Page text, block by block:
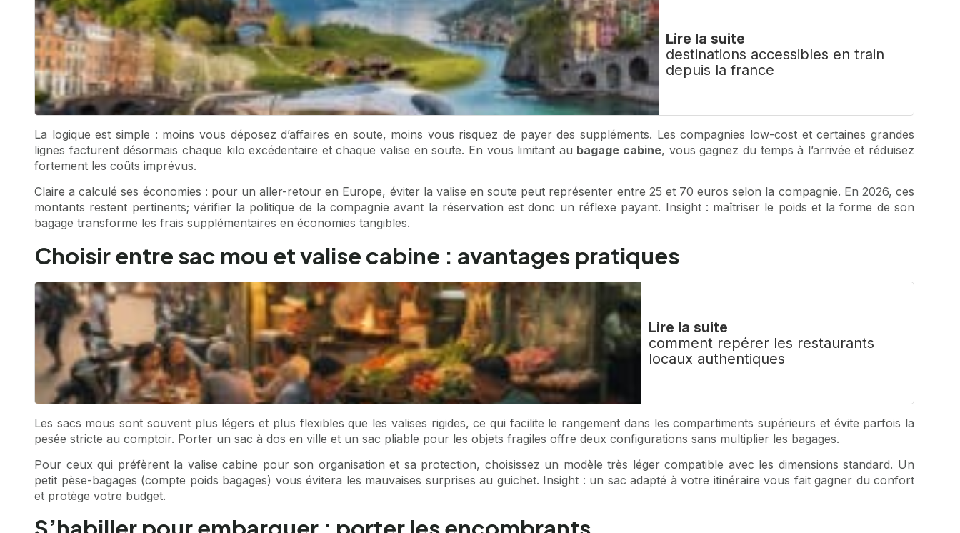
Lire la suite
destinations accessibles en train
depuis la france
La logique est simple : moins vous déposez d’affaires en soute, moins vous risquez de payer des suppléments. Les compagnies low-cost et certaines grandes
lignes facturent désormais chaque kilo excédentaire et chaque valise en soute. En vous limitant au bagage cabine, vous gagnez du temps à l’arrivée et réduisez
fortement les coûts imprévus.
Claire a calculé ses économies : pour un aller-retour en Europe, éviter la valise en soute peut représenter entre 25 et 70 euros selon la compagnie. En 2026, ces
montants restent pertinents; vérifier la politique de la compagnie avant la réservation est donc un réflexe payant. Insight : maîtriser le poids et la forme de son
bagage transforme les frais supplémentaires en économies tangibles.
Choisir entre sac mou et valise cabine : avantages pratiques
Lire la suite
comment repérer les restaurants
locaux authentiques
Les sacs mous sont souvent plus légers et plus flexibles que les valises rigides, ce qui facilite le rangement dans les compartiments supérieurs et évite parfois la
pesée stricte au comptoir. Porter un sac à dos en ville et un sac pliable pour les objets fragiles offre deux configurations sans multiplier les bagages.
Pour ceux qui préfèrent la valise cabine pour son organisation et sa protection, choisissez un modèle très léger compatible avec les dimensions standard. Un
petit pèse-bagages (compte poids bagages) vous évitera les mauvaises surprises au guichet. Insight : un sac adapté à votre itinéraire vous fait gagner du confort
et protège votre budget.